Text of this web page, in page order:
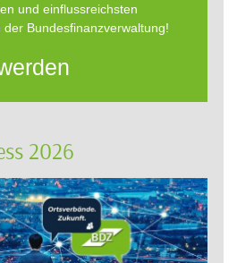
und einflussreichsten
Bundesfinanzverwaltung!
2026